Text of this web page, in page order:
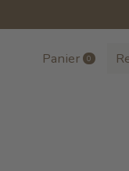
Panier 0items